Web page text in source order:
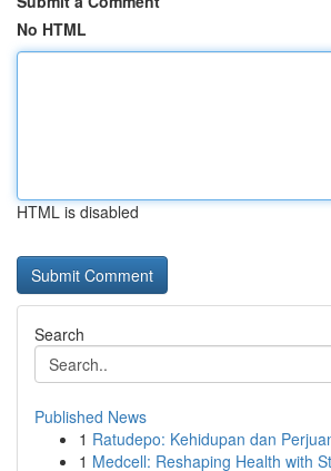
No HTML
HTML is disabled
Search
Published News
1 Ratudepo: Kehidupan dan
1 Medcell: Reshaping Health with